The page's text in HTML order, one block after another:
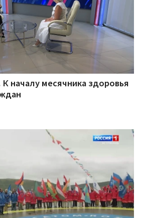
началу месячника здоровья